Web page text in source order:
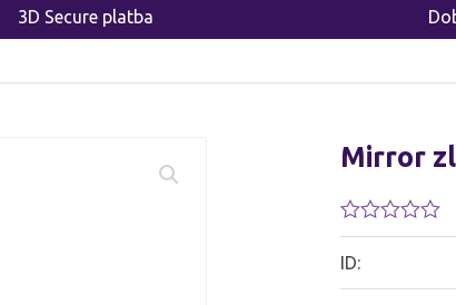
3D Secure platba
Mirror
Hodnotenie
0.01
z
5
ID: